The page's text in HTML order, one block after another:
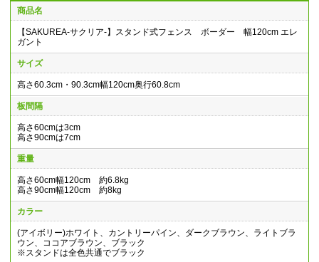
商品名
【SAKUREA-サクリア-】スタンド式フェンス ボーダー 幅120cm エレ
ガント
サイズ
高さ60.3cm・90.3cm幅120cm奥行60.8cm
板間隔
高さ60cmは3cm
高さ90cmは7cm
重量
高さ60cm幅120cm 約6.8kg
高さ90cm幅120cm 約8kg
カラー
(アイボリー)ホワイト、カントリーパイン、ダークブラウン、ライトブラ
ウン、ココアブラウン、ブラック
※スタンドは全色共通でブラック